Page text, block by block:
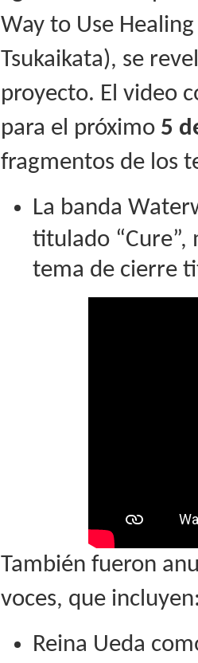
Way to Use
Tsukaikata), se
proyecto. El video
para el próximo 5
fragmentos de los
La banda
titulado “Cure”,
tema de cierre
También fueron
voces, que
Reina Ueda